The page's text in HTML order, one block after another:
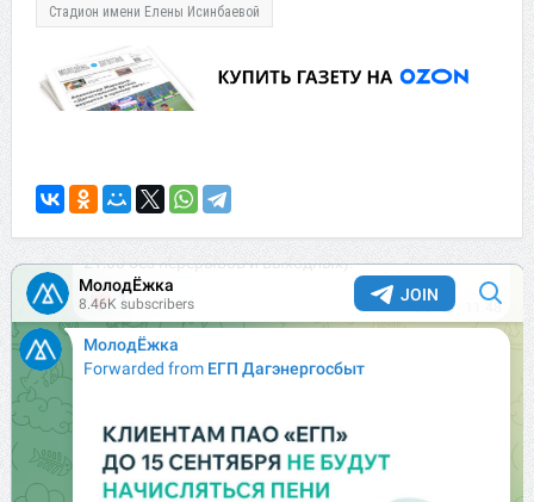
Стадион имени Елены Исинбаевой